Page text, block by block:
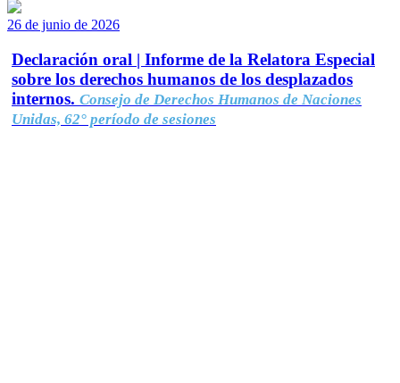
26 de junio de 2026
Declaración oral | Informe de la Relatora Especial
sobre los derechos humanos de los desplazados
internos. Consejo de Derechos Humanos de Naciones
Unidas, 62° período de sesiones